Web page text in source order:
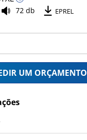
(0)
limitado
72 db EPREL
UM ORÇAMENTO